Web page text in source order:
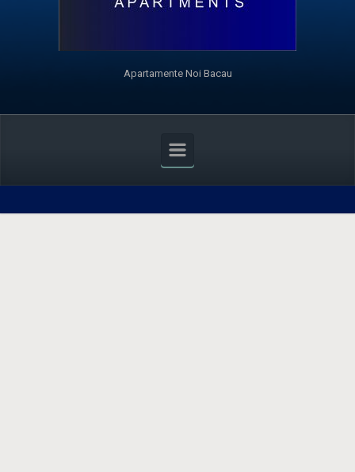
Apartamente Noi Bacau